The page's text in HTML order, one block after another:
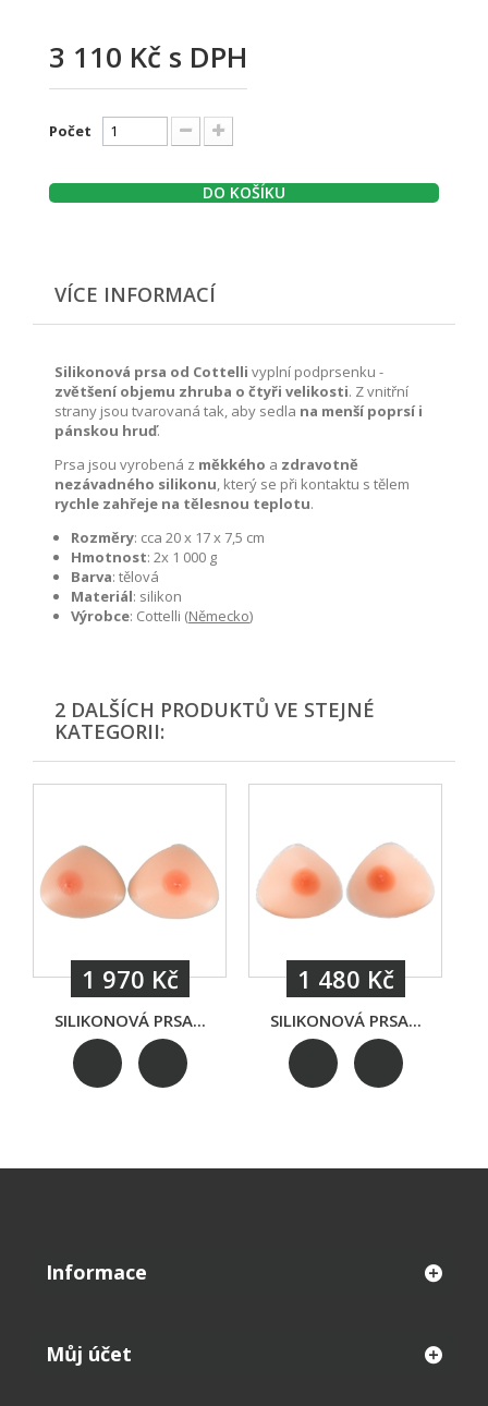
3 110 Kč s DPH
Počet
DO KOŠÍKU
VÍCE INFORMACÍ
Silikonová prsa od Cottelli vyplní podprsenku -
zvětšení objemu zhruba o čtyři velikosti. Z vnitřní
strany jsou tvarovaná tak, aby sedla na menší poprsí i
pánskou hruď.
Prsa jsou vyrobená z měkkého a zdravotně
nezávadného silikonu , který se při kontaktu s tělem
rychle zahřeje na tělesnou teplotu.
Rozměry: cca 20 x 17 x 7,5 cm
Hmotnost: 2x 1 000 g
Barva: tělová
Materiál: silikon
Výrobce: Cottelli (Německo)
2 DALŠÍCH PRODUKTŮ VE STEJNÉ
KATEGORII:
1 970 Kč
SILIKONOVÁ PRSA...
1 480 Kč
SILIKONOVÁ PRSA...
Informace
Můj účet